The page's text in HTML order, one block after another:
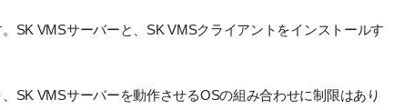
SK VMSサーバーと、SK VMSクライアントをインストールす
SK VMSサーバーを動作させるOSの組み合わせに制限はあり